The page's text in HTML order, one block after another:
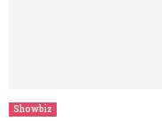
Showbiz